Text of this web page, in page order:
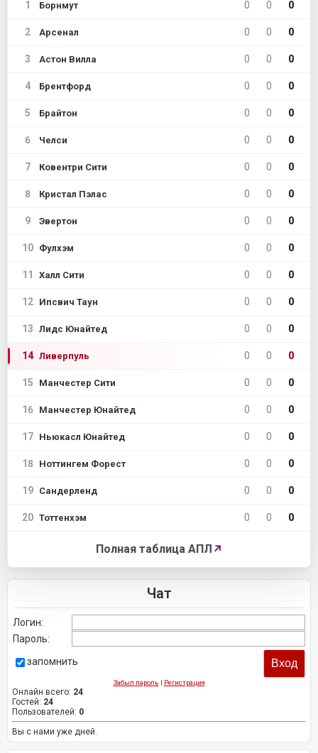
1 Борнмут 0 0 0
2 Арсенал 0 0 0
3 Астон Вилла 0 0 0
4 Брентфорд 0 0 0
5 Брайтон 0 0 0
6 Челси 0 0 0
7 Ковентри Сити 0 0 0
8 Кристал Пэлас 0 0 0
9 Эвертон 0 0 0
10 Фулхэм 0 0 0
11 Халл Сити 0 0 0
12 Ипсвич Таун 0 0 0
13 Лидс Юнайтед 0 0 0
14 Ливерпуль 0 0 0
15 Манчестер Сити 0 0 0
16 Манчестер Юнайтед 0 0 0
17 Ньюкасл Юнайтед 0 0 0
18 Ноттингем Форест 0 0 0
19 Сандерленд 0 0 0
20 Тоттенхэм 0 0 0
Полная таблица АПЛ ↗
Чат
Логин:
Пароль:
запомнить
Забыл пароль | Регистрация
Онлайн всего: 24
Гостей: 24
Пользователей: 0
Вы с нами уже дней.